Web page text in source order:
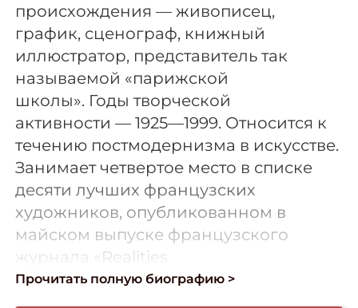
происхождения — живописец,
график, сценограф, книжный
иллюстратор, представитель так
называемой «парижской
школы». Годы творческой
активности — 1925—1999. Относится к
течению постмодернизма в искусстве.
Занимает четвертое место в списке
десяти лучших французских
художников, опубликованном в
майском выпуске французского
журнала «Realities
Прочитать полную биографию >